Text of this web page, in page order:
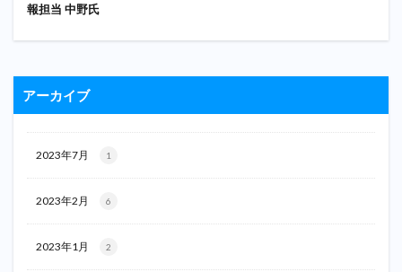
報担当 中野氏
アーカイブ
2023年7月 1
2023年2月 6
2023年1月 2